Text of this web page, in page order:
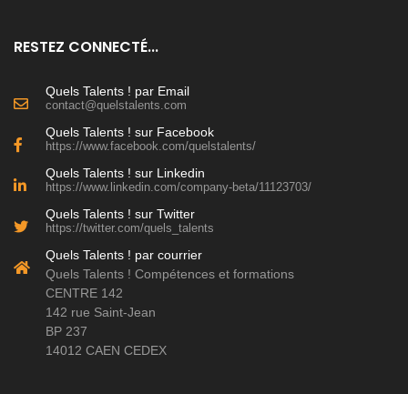
RESTEZ CONNECTÉ...
Quels Talents ! par Email
contact@quelstalents.com
Quels Talents ! sur Facebook
https://www.facebook.com/quelstalents/
Quels Talents ! sur Linkedin
https://www.linkedin.com/company-beta/11123703/
Quels Talents ! sur Twitter
https://twitter.com/quels_talents
Quels Talents ! par courrier
Quels Talents ! Compétences et formations
CENTRE 142
142 rue Saint-Jean
BP 237
14012 CAEN CEDEX